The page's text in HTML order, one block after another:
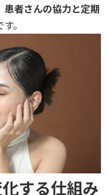
者さんの協力と定期
。
する仕組み